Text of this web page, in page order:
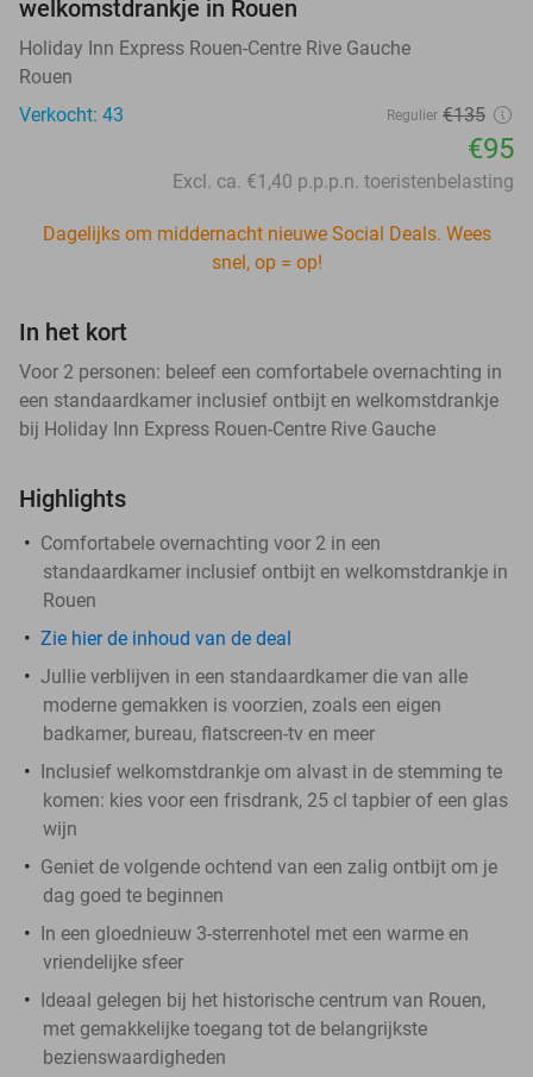
welkomstdrankje in Rouen
Holiday Inn Express Rouen-Centre Rive Gauche
Rouen
Verkocht: 43
Regulier €135
€95
Excl. ca. €1,40 p.p.p.n. toeristenbelasting
Dagelijks om middernacht nieuwe Social Deals. Wees
snel, op = op!
In het kort
Voor 2 personen: beleef een comfortabele overnachting in
een standaardkamer inclusief ontbijt en welkomstdrankje
bij Holiday Inn Express Rouen-Centre Rive Gauche
Highlights
Comfortabele overnachting voor 2 in een
standaardkamer inclusief ontbijt en welkomstdrankje in
Rouen
Zie hier de inhoud van de deal
Jullie verblijven in een standaardkamer die van alle
moderne gemakken is voorzien, zoals een eigen
badkamer, bureau, flatscreen-tv en meer
Inclusief welkomstdrankje om alvast in de stemming te
komen: kies voor een frisdrank, 25 cl tapbier of een glas
wijn
Geniet de volgende ochtend van een zalig ontbijt om je
dag goed te beginnen
In een gloednieuw 3-sterrenhotel met een warme en
vriendelijke sfeer
Ideaal gelegen bij het historische centrum van Rouen,
met gemakkelijke toegang tot de belangrijkste
bezienswaardigheden